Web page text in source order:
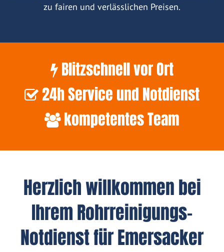
zu fairen und verlässlichen Preisen.
Blitzschnell vor Ort
24h Service und Notdienst
kompetentes Team
Herzlich willkommen bei
Ihrem Rohrreinigungs-
Notdienst für Emersacker